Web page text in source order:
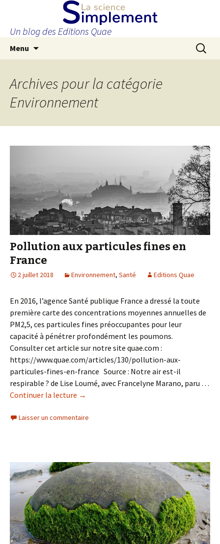
Un blog des Editions Quae
Menu
principal
Archives pour la catégorie
Environnement
Pollution aux particules fines en
France
2 juillet 2018 Environnement, Santé Editions Quae
En 2016, l’agence Santé publique France a dressé la toute
première carte des concentrations moyennes annuelles de
PM2,5, ces particules fines préoccupantes pour leur
capacité à pénétrer profondément les poumons.
Consulter cet article sur notre site quae.com :
https://www.quae.com/articles/130/pollution-aux-
particules-fines-en-france Source : Notre air est-il
respirable ? de Lise Loumé, avec Francelyne Marano, paru …
Continuer la lecture de
aux
France
→
Laisser un commentaire